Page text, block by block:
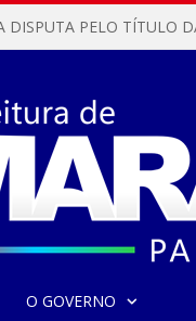
O GOVERNO